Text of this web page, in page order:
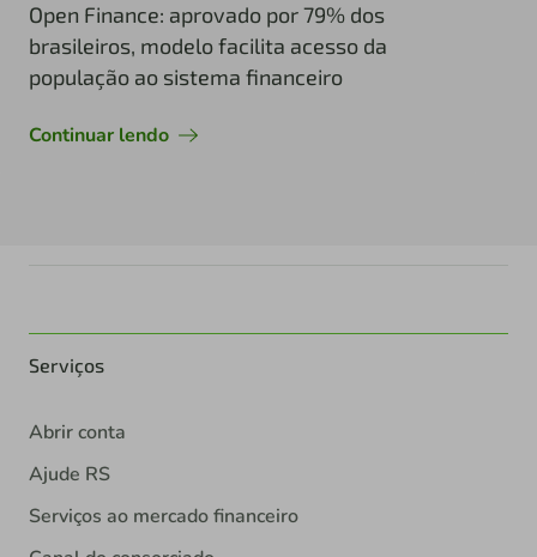
Open Finance: aprovado por 79% dos
brasileiros, modelo facilita acesso da
população ao sistema financeiro
Continuar lendo
Serviços
Abrir conta
Ajude RS
Serviços ao mercado financeiro